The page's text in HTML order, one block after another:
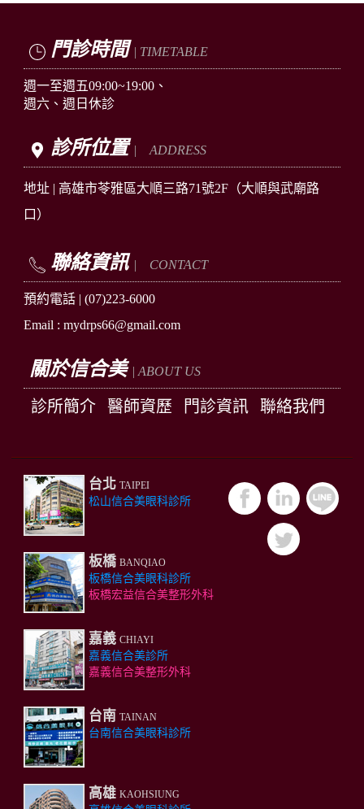
門診時間 | TIMETABLE
週一至週五09:00~19:00、
週六、週日休診
診所位置 | ADDRESS
地址 | 高雄市苓雅區大順三路71號2F （大順與武廟路
口）
聯絡資訊 | CONTACT
預約電話 | (07)223-6000
Email : mydrps66@gmail.com
關於信合美 | ABOUT US
診所簡介 醫師資歷 門診資訊 聯絡我們
台北 TAIPEI
松山信合美眼科診所
板橋 BANQIAO
板橋信合美眼科診所
板橋宏益信合美整形外科
嘉義 CHIAYI
嘉義信合美診所
嘉義信合美整形外科
台南 TAINAN
台南信合美眼科診所
高雄 KAOHSIUNG